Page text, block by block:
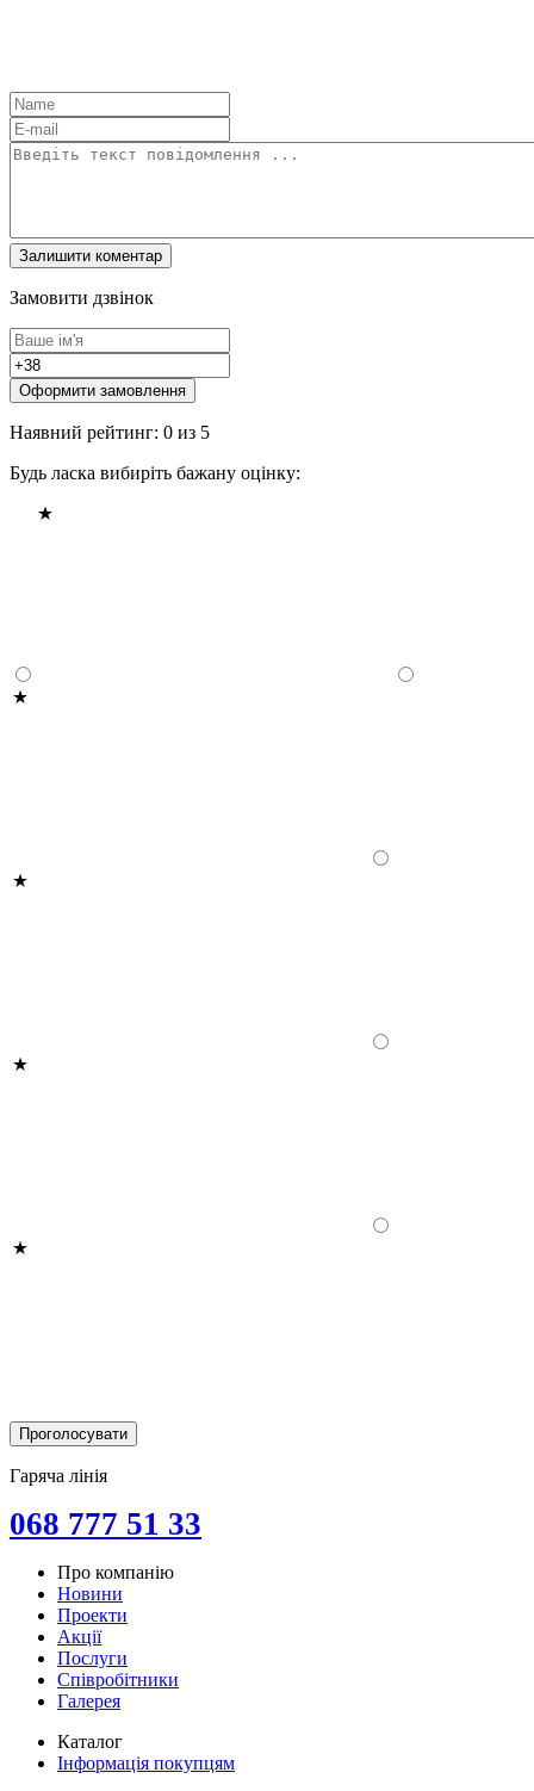
Замовити дзвінок
Оформити замовлення
Наявний рейтинг: 0 из 5
Будь ласка вибиріть бажану оцінку:
Гаряча лінія
068 777 51 33
Про компанію
Новини
Проекти
Акції
Послуги
Співробітники
Галерея
Каталог
Інформація покупцям